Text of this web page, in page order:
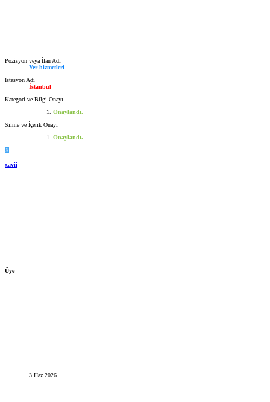
Pozisyon veya İlan Adı
Yer hizmetleri
İstasyon Adı
İstanbul
Kategori ve Bilgi Onayı
Onaylandı.
Silme ve İçerik Onayı
Onaylandı.
X
xavii
Üye
3 Haz 2026